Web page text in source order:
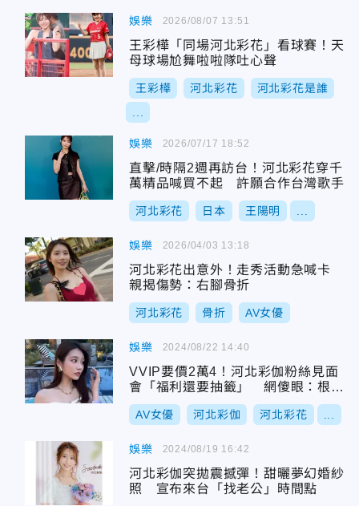
娛樂
王彩樺「同場河北彩花」看球賽！天
母球場尬舞啦啦隊吐心聲
王彩樺 河北彩花 河北彩花是誰
2026/08/07 13:51
娛樂
直擊/時隔2週再訪台！河北彩花穿千
萬精品喊買不起 許願合作台灣歌手
河北彩花 日本 王陽明
2026/07/17 18:52
娛樂
河北彩花出意外！走秀活動急喊卡
親揭傷勢：右腳骨折
河北彩花 骨折 AV女優
2026/04/03 13:18
娛樂
VVIP要價2萬4！河北彩伽粉絲見面
會「福利還要抽籤」 網傻眼：根本
盤子
AV女優 河北彩伽 河北彩花
2024/08/22 14:40
娛樂
河北彩伽突拋震撼彈！甜曬夢幻婚紗
照 宣布來台「找老公」時間點
2024/08/19 16:42